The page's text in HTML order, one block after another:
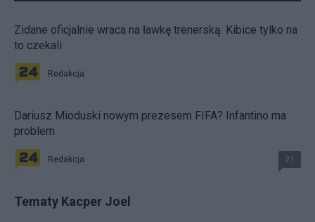
Zidane oficjalnie wraca na ławkę trenerską. Kibice tylko na
to czekali
Redakcja
Dariusz Mioduski nowym prezesem FIFA? Infantino ma
problem
Redakcja 21
Tematy Kacper Joel